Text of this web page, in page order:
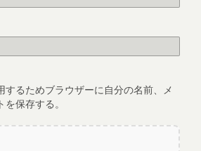
するためブラウザーに自分の名前、メ
保存する。